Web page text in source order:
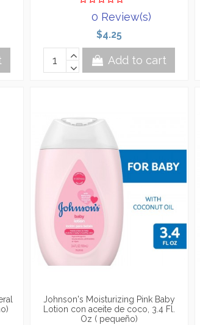
0 Review(s)
$4.25
Add to cart
Johnson's Moisturizing Pink Baby
Lotion con aceite de coco, 3.4 Fl.
Oz ( pequeño)